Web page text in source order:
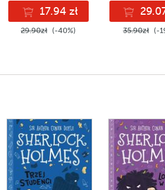
17.94 zł
29.90zł (-40%) 35.90zł (-